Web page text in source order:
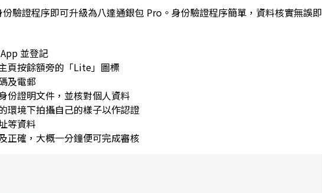
驗證程序即可升級為八達通銀包 Pro。身份驗證程序簡單，資料核實無誤即
並登記
頁按餘額旁的「Lite」圖標
及電郵
份證明文件，並核對個人資料
環境下拍攝自己的樣子以作認證
等資料
正確，大概一分鐘便可完成審核